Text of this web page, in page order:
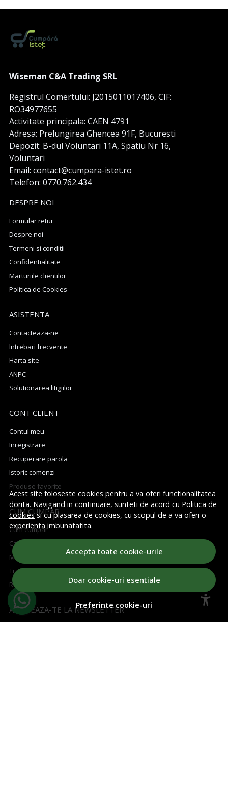
Acest site foloseste cookies pentru a va oferi functionalitatea
dorita. Navigand in continuare, sunteti de acord cu Politica de
cookiessi cu plasarea de cookies, cu scopul de a va oferi o
experienta imbunatatita.
Accepta toate cookie-urile
Doar cookie-uri esentiale
Preferinte cookie-uri
Wiseman C&A Trading SRL
Registrul Comertului: J2015011017406, CIF:
RO34977655
Activitate principala: CAEN 4791
Adresa: Prelungirea Ghencea 91F, Bucuresti
Depozit: B-dul Voluntari 11A, Spatiu Nr 16,
Voluntari
Email: contact@cumpara-istet.ro
Telefon: 0770.762.434
DESPRE NOI
Formular retur
Despre noi
Termeni si conditii
Confidentialitate
Marturiile clientilor
Politica de Cookies
ASISTENTA
Contacteaza-ne
Intrebari frecvente
Harta site
ANPC
Solutionarea litigiilor
CONT CLIENT
Contul meu
Inregistrare
Recuperare parola
Istoric comenzi
Produse favorite
CUM CUMPAR
Cum cumpar
Cosul meu
Metode de plata
Transport si retururi
Regulament concurs
ABONEAZA-TE LA NEWSLETTER